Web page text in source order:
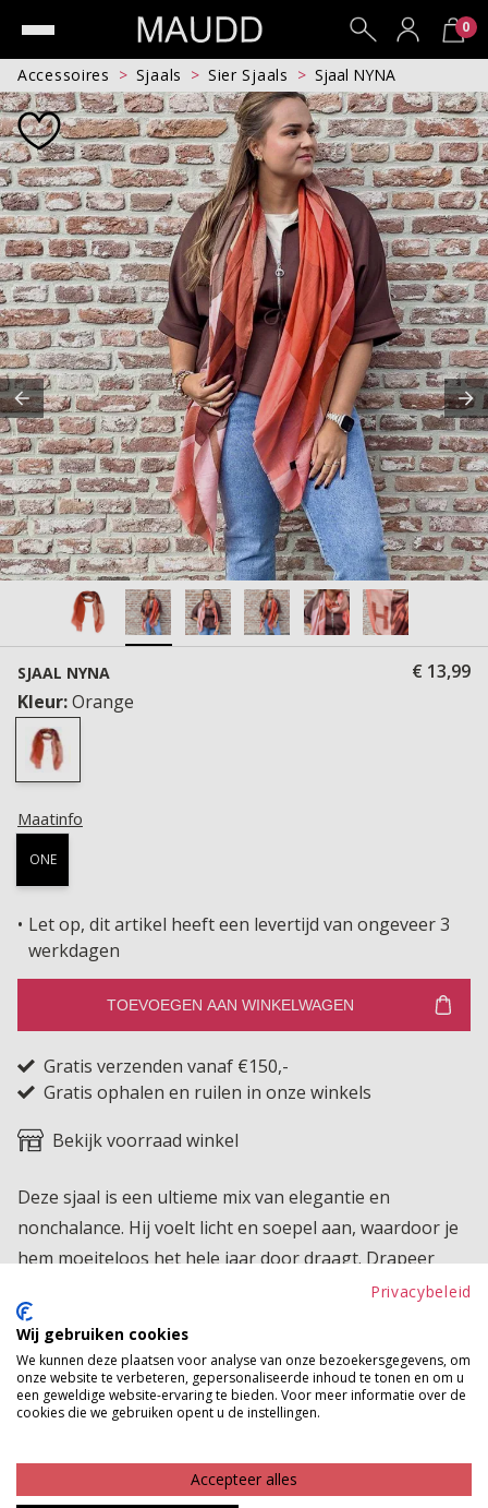
0
Accessoires Sjaals Sier Sjaals Sjaal NYNA
SJAAL NYNA
€ 13,99
Kleur:Orange
Maatinfo
ONE
Let op, dit artikel heeft een levertijd van ongeveer 3
werkdagen
TOEVOEGEN AAN WINKELWAGEN
Gratis verzenden vanaf €150,-
Gratis ophalen en ruilen in onze winkels
Bekijk voorraad winkel
Deze sjaal is een ultieme mix van elegantie en
nonchalance. Hij voelt licht en soepel aan, waardoor je
hem moeiteloos het hele jaar door draagt. Drapeer
hem chic over je schouders of knoop hem speels om je
hals voor een instant stijlvolle upgrade.
Product kenmerken
Betaalinformatie
MAAK JE LOOK COMPLEET
Privacybeleid
Wij gebruiken cookies
We kunnen deze plaatsen voor analyse van onze bezoekersgegevens, om
onze website te verbeteren, gepersonaliseerde inhoud te tonen en om u
een geweldige website-ervaring te bieden. Voor meer informatie over de
cookies die we gebruiken opent u de instellingen.
Accepteer alles